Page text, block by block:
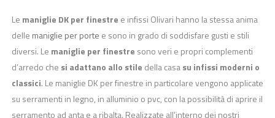
Le maniglie DK per finestre e infissi Olivari hanno la stessa anima
delle maniglie per porte e sono in grado di soddisfare gusti e stili
diversi. Le maniglie per finestre sono veri e propri complementi
d’arredo che si adattano allo stile della casasu infissi moderni o
classici. Le maniglie DK per finestre in particolare vengono applicate
su serramenti in legno, in alluminio o pvc, con la possibilità di aprire il
serramento ad anta e a ribalta. Realizzate all’interno dei nostri